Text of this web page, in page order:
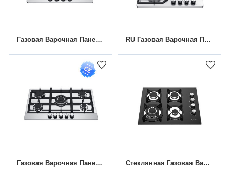
Газовая Варочная Панель Из Нержавеющей Стали С 4 Конфорками|MGBS-604B4|590 Мм RU Газовая Варочная Панель Нержавеющая Сталь 4 Конфорками|MGBS-604T|590 Мм
Газовая Варочная Панель Из Нержавеющей Стали С 5 Конфорками | MGBS-765B4 | 760 Мм Стеклянная Газовая Варочная Панель С 4 Конфорками MGBG-604